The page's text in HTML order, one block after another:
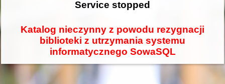
Service stopped
Katalog nieczynny z powodu rezygnacji
biblioteki z utrzymania systemu
informatycznego SowaSQL